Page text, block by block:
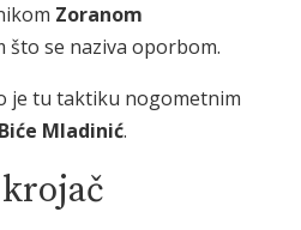
Zoranom
što se naziva oporbom.
je tu taktiku nogometnim
Biće Mladinić.